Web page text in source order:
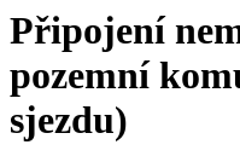
Připojení
pozemní
sjezdu)